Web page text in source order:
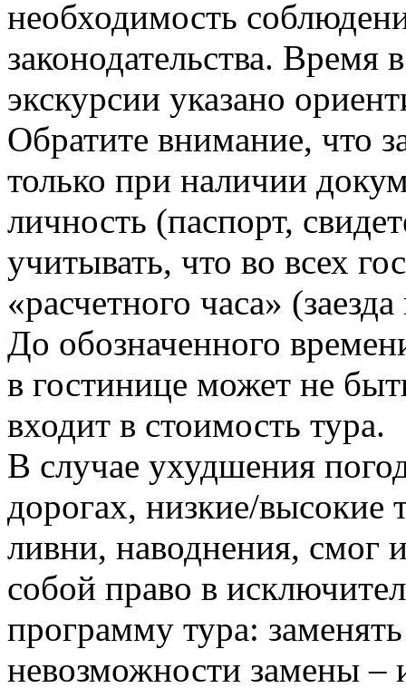
необходимость
законодательства. Время
экскурсии указано
Обратите внимание, что
только при наличии
личность (паспорт,
учитывать, что во всех
«расчетного часа»
До обозначенного
в гостинице может не
входит в стоимость тура.
В случае ухудшения
дорогах, низкие/высокие
ливни, наводнения, смог
собой право в
программу тура:
невозможности замены –